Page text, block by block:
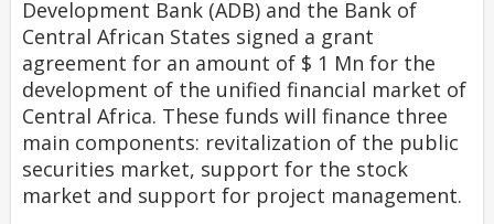
Development Bank (ADB) and the Bank of
Central African States signed a grant
agreement for an amount of $ 1 Mn for the
development of the unified financial market of
Central Africa. These funds will finance three
main components: revitalization of the public
securities market, support for the stock
market and support for project management.